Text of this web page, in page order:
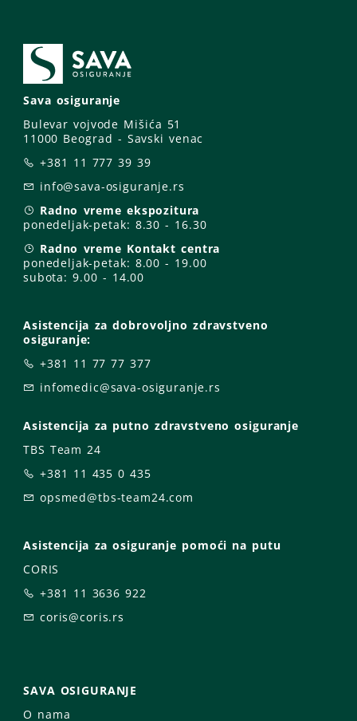
Sava osiguranje
Bulevar vojvode Mišića 51
11000 Beograd - Savski venac
+381 11 777 39 39
info@sava-osiguranje.rs
Radno vreme ekspozitura
ponedeljak-petak: 8.30 - 16.30
Radno vreme Kontakt centra
ponedeljak-petak: 8.00 - 19.00
subota: 9.00 - 14.00
Asistencija za dobrovoljno zdravstveno
osiguranje:
+381 11 77 77 377
infomedic@sava-osiguranje.rs
Asistencija za putno zdravstveno osiguranje
TBS Team 24
+381 11 435 0 435
opsmed@tbs-team24.com
Asistencija za osiguranje pomoći na putu
CORIS
+381 11 3636 922
coris@coris.rs
SAVA OSIGURANJE
O nama